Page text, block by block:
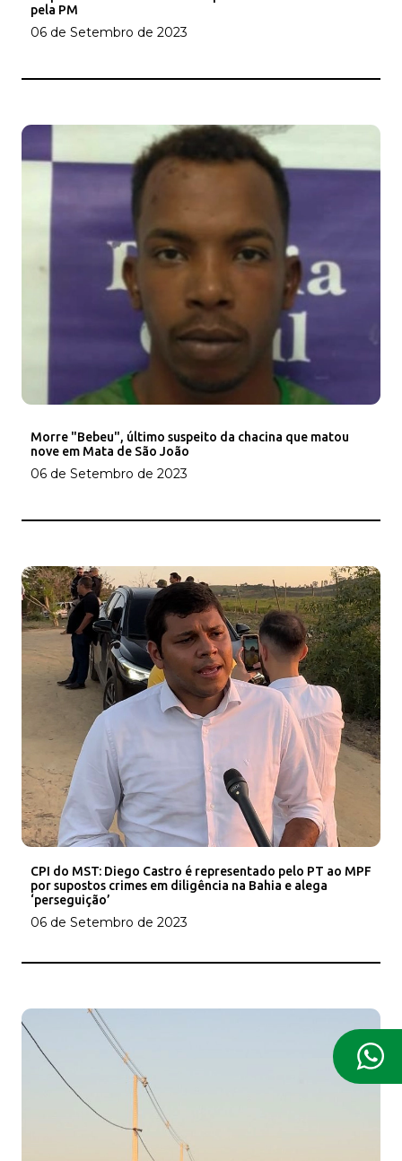
pela PM
06 de Setembro de 2023
Morre "Bebeu", último suspeito da chacina que matou
nove em Mata de São João
06 de Setembro de 2023
CPI do MST: Diego Castro é representado pelo PT ao MPF
por supostos crimes em diligência na Bahia e alega
‘perseguição’
06 de Setembro de 2023